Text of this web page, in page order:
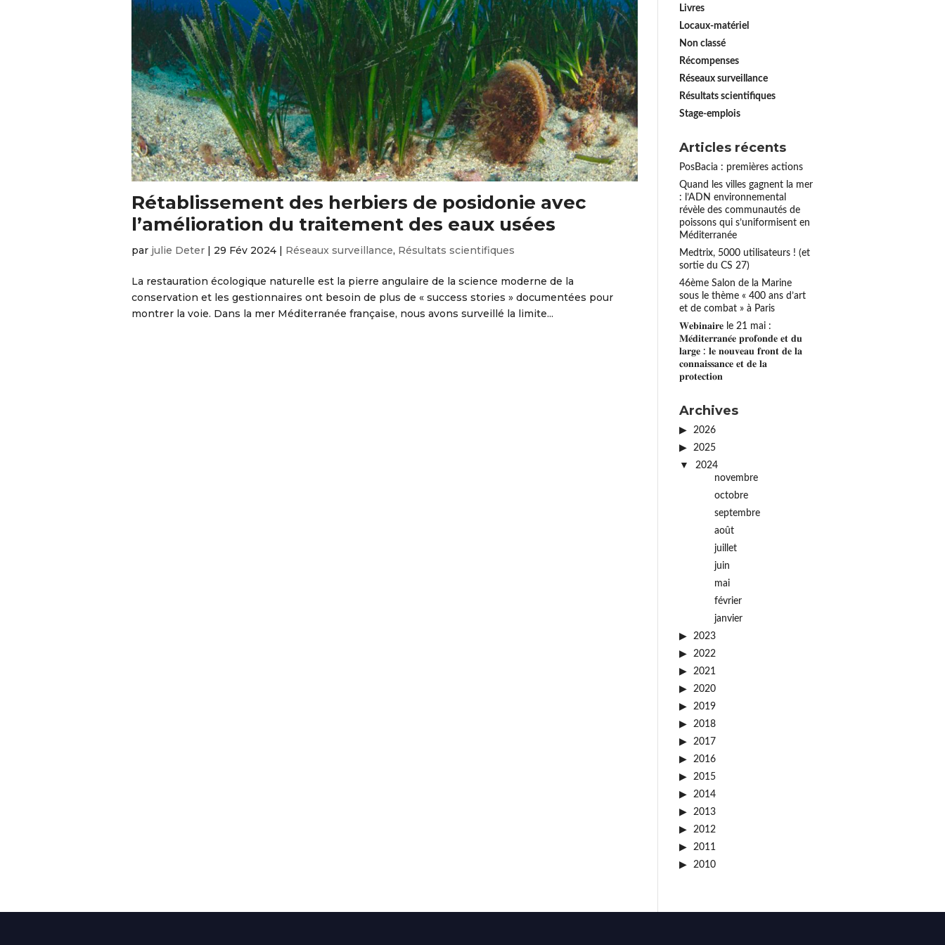
Rétablissement des herbiers de posidonie avec
l’amélioration du traitement des eaux usées
par julie Deter 29 Fév 2024 Réseaux surveillance, Résultats scientifiques
La restauration écologique naturelle est la pierre angulaire de la science moderne de la
conservation et les gestionnaires ont besoin de plus de « success stories » documentées pour
montrer la voie. Dans la mer Méditerranée française, nous avons surveillé la limite...
Livres
Locaux-matériel
Non classé
Récompenses
Réseaux surveillance
Résultats scientifiques
Stage-emplois
Articles récents
PosBacia : premières actions
Quand les villes gagnent la mer
: l’ADN environnemental
révèle des communautés de
poissons qui s’uniformisent en
Méditerranée
Medtrix, 5000 utilisateurs ! (et
sortie du CS 27)
46ème Salon de la Marine
sous le thème « 400 ans d’art
et de combat » à Paris
𝐖𝐞𝐛𝐢𝐧𝐚𝐢𝐫𝐞 le 21 mai :
𝐌𝐞́𝐝𝐢𝐭𝐞𝐫𝐫𝐚𝐧𝐞́𝐞 𝐩𝐫𝐨𝐟𝐨𝐧𝐝𝐞 𝐞𝐭 𝐝𝐮
𝐥𝐚𝐫𝐠𝐞 : 𝐥𝐞 𝐧𝐨𝐮𝐯𝐞𝐚𝐮 𝐟𝐫𝐨𝐧𝐭 𝐝𝐞 𝐥𝐚
𝐜𝐨𝐧𝐧𝐚𝐢𝐬𝐬𝐚𝐧𝐜𝐞 𝐞𝐭 𝐝𝐞 𝐥𝐚
𝐩𝐫𝐨𝐭𝐞𝐜𝐭𝐢𝐨𝐧
Archives
2026
2025
2024
novembre
octobre
septembre
août
juillet
juin
mai
février
janvier
2023
2022
2021
2020
2019
2018
2017
2016
2015
2014
2013
2012
2011
2010